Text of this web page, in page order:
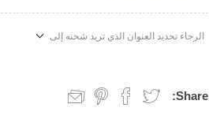
الرجاء تحديد العنوان الذي تريد شحنه إلى
Share: